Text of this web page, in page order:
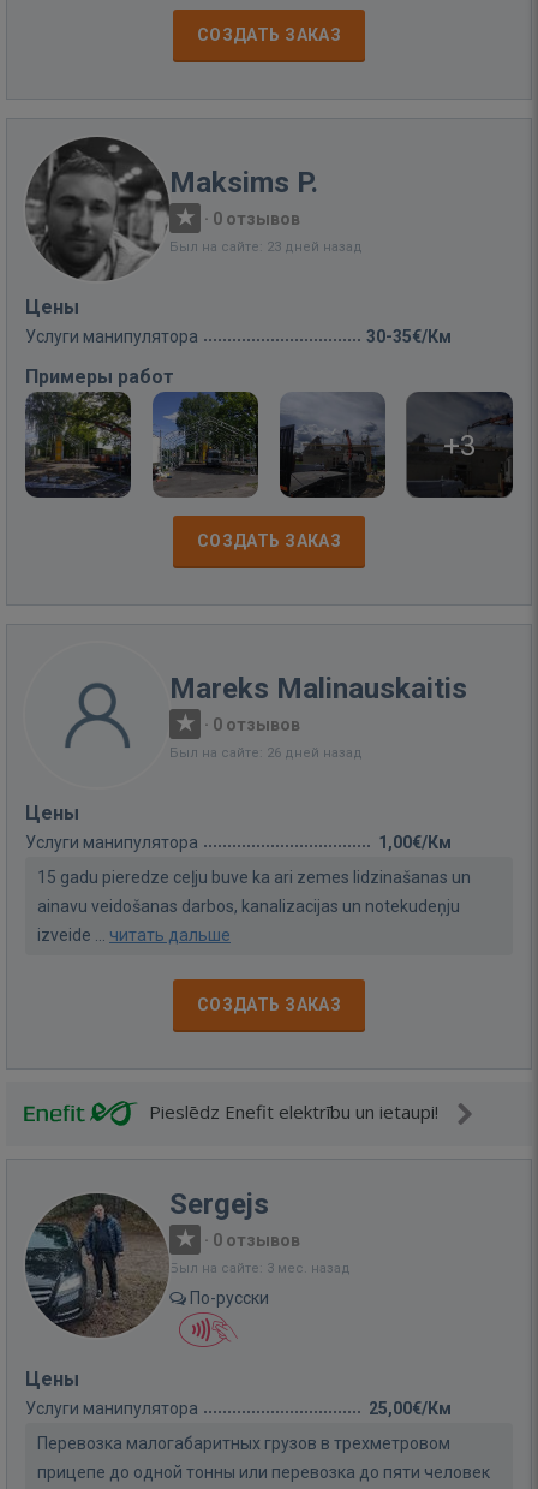
СОЗДАТЬ ЗАКАЗ
Maksims P.
· 0 отзывов
Был на сайте: 23 дней назад
Цены
Услуги манипулятора 30-35€/Км
Примеры работ
+3
СОЗДАТЬ ЗАКАЗ
Mareks Malinauskaitis
· 0 отзывов
Был на сайте: 26 дней назад
Цены
Услуги манипулятора
1,00€/Км
15 gadu pieredze ceļju buve ka ari zemes lidzinašanas un
ainavu veidošanas darbos, kanalizacijas un notekudeņju
izveide ... читать дальше
СОЗДАТЬ ЗАКАЗ
Pieslēdz Enefit elektrību un ietaupi!
Sergejs
· 0 отзывов
Был на сайте: 3 мес. назад
По-русски
Цены
Услуги манипулятора
25,00€/Км
Перевозка малогабаритных грузов в трехметровом
прицепе до одной тонны или перевозка до пяти человек